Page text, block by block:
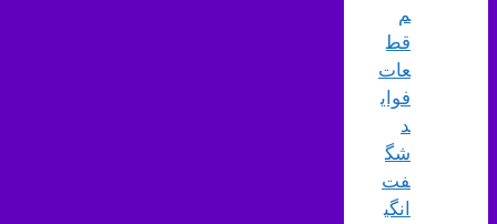
م
قط
عات
فوای
د
شگ
فت‌
انگی